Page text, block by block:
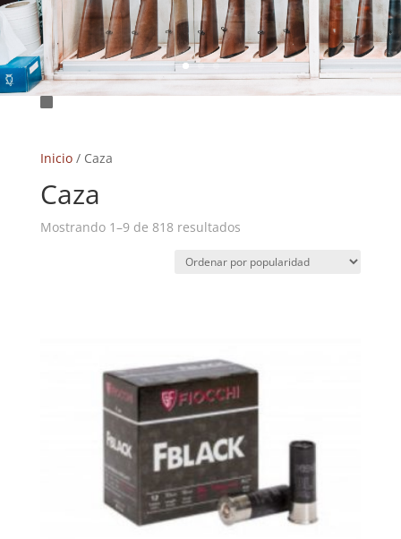
Inicio/ Caza
Caza
Mostrando 1–9 de 818 resultadosOrdenado
popularidad